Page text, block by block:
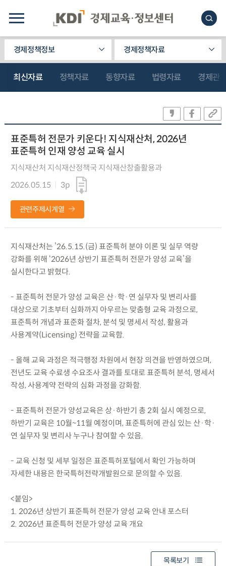
경제정책정보 경제정책자료
최신자료 정책자료 동향자료 법령자료 경제관
표준특허 전문가 키운다! 지식재산처, 2026년
표준특허 인재 양성 교육 실시
지식재산처 지식재산정책국 지식재산창출활용과
2026.05.15
3p
관련주제시계열
지식재산처는 ’26.5.15.(금) 표준특허 분야 이론 및 실무 역량
강화를 위해 ‘2026년 상반기 표준특허 전문가 양성 교육’을
실시한다고 밝혔다.
- 표준특허 전문가 양성 교육은 산·학·연 실무자 및 변리사를
대상으로 기초부터 심화까지 아우르는 맞춤형 교육 과정으로,
표준특허 개념과 표준화 절차, 분석 및 명세서 작성, 활용과
사용계약(Licensing) 전략을 교육함.
- 올해 교육 과정은 적극행정 차원에서 현장 의견을 반영하였으며,
전년도 교육 수료생 수요조사 결과를 토대로 표준특허 분석, 명세서
작성, 사용계약 전략의 심화 과정을 강화함.
- 표준특허 전문가 양성교육은 상·하반기 총 2회 실시 예정으로,
하반기 교육은 10월~11월 예정이며, 표준특허에 관심 있는 산·학·
연 실무자 및 변리사 누구나 참여할 수 있음.
- 교육 신청 및 세부 일정은 표준특허포털에서 확인 가능하며
자세한 내용은 한국특허전략개발원으로 문의할 수 있음.
<붙임>
1. 2026년 상반기 표준특허 전문가 양성 교육 안내 포스터
2. 2026년 표준특허 전문가 양성 교육 개요
목록보기